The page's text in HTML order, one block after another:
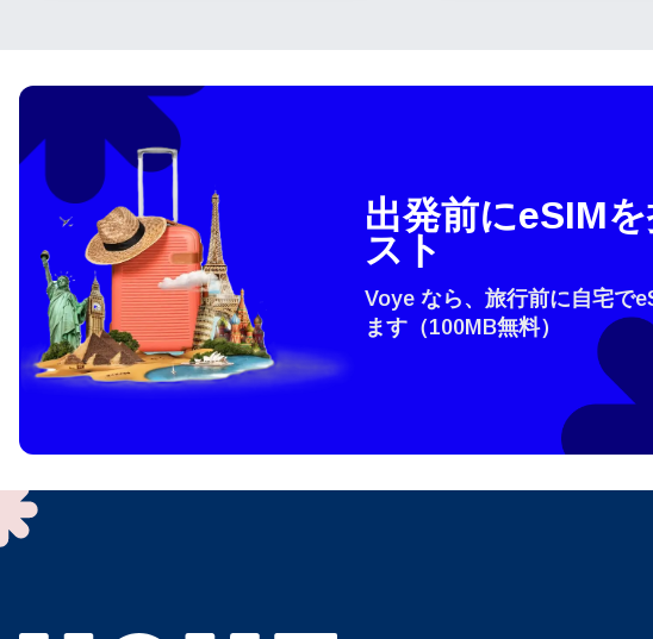
How do I get
To get your eSIM,
technology. Then,
or enter in your
出発前にeSIM
スト
Voye なら、旅行前に自宅で
ます（100MB無料）
言語を選択
アカウントに